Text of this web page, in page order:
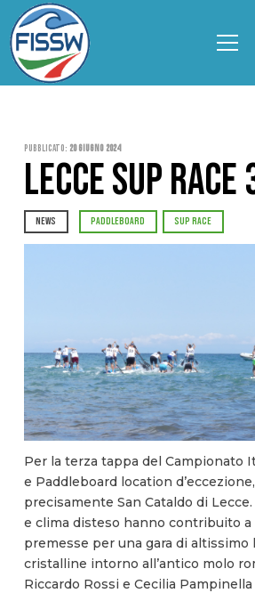
Pubblicato: 20 Giugno 2024
LECCE SUP
NEWS PADDLEBOARD SUP RACE
Per la terza tappa del Campionato
e Paddleboard location
precisamente San Cataldo di
e clima disteso hanno contribuito a
premesse per una gara di altissimo
cristalline intorno all’antico molo
Riccardo Rossi e Cecilia